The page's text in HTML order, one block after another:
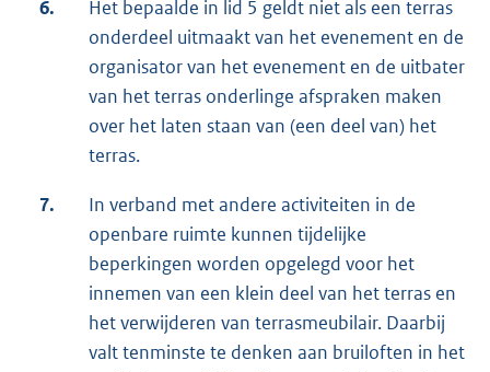
6.
Het bepaalde in lid 5 geldt niet als een terras
onderdeel uitmaakt van het evenement en de
organisator van het evenement en de uitbater
van het terras onderlinge afspraken maken
over het laten staan van (een deel van) het
terras.
7.
In verband met andere activiteiten in de
openbare ruimte kunnen tijdelijke
beperkingen worden opgelegd voor het
innemen van een klein deel van het terras en
het verwijderen van terrasmeubilair. Daarbij
valt tenminste te denken aan bruiloften in het